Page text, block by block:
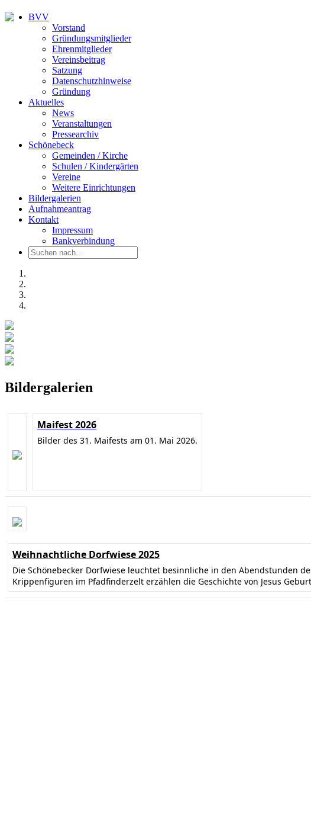
BVV
Vorstand
Gründungsmitglieder
Ehrenmitglieder
Vereinsbeitrag
Satzung
Datenschutzhinweise
Gründung
Aktuelles
News
Veranstaltungen
Pressearchiv
Schönebeck
Gemeinden / Kirche
Schulen / Kindergärten
Vereine
Weitere Einrichtungen
Bildergalerien
Aufnahmeantrag
Kontakt
Impressum
Bankverbindung
Bildergalerien
Maifest 2026
Bilder des 31. Maifests am 01. Mai 2026.
Weihnachtliche Dorfwiese 2025
Die Schönebecker Dorfwiese leuchtet besinnliche in den Abendstunden
Krippenfiguren im Pfadfinderzelt erzählen die Geschichte von Jesus